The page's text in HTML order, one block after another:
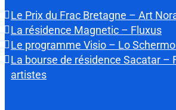
Le Prix du Frac Bretagne – Art
La résidence Magnetic – Fluxus
Le programme Visio – Lo Schermo
La bourse de résidence Sacatar –
artistes